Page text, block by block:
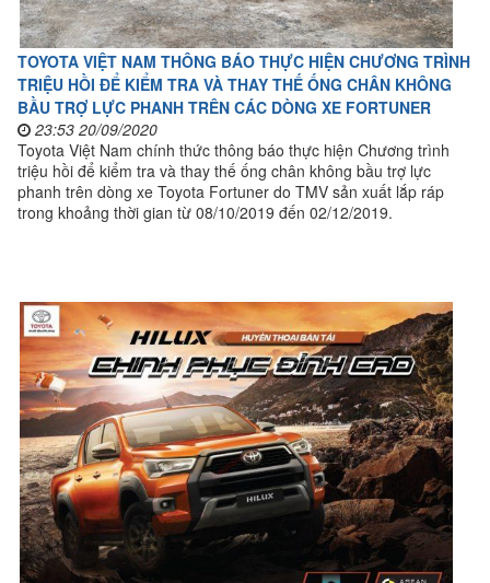
TOYOTA VIỆT NAM THÔNG BÁO THỰC HIỆN CHƯƠNG TRÌNH
TRIỆU HỒI ĐỂ KIỂM TRA VÀ THAY THẾ ỐNG CHÂN KHÔNG
BẦU TRỢ LỰC PHANH TRÊN CÁC DÒNG XE FORTUNER
23:53 20/09/2020
Toyota Việt Nam chính thức thông báo thực hiện Chương trình
triệu hồi để kiểm tra và thay thế ống chân không bầu trợ lực
phanh trên dòng xe Toyota Fortuner do TMV sản xuất lắp ráp
trong khoảng thời gian từ 08/10/2019 đến 02/12/2019.